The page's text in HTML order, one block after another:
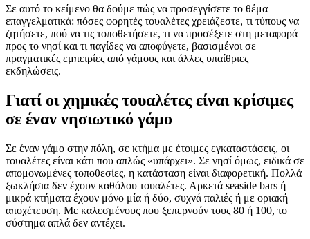
Σε αυτό το κείμενο θα δούμε πώς να προσεγγίσετε το θέμα
επαγγελματικά: πόσες φορητές τουαλέτες χρειάζεστε, τι τύπους να
ζητήσετε, πού να τις τοποθετήσετε, τι να προσέξετε στη μεταφορά
προς το νησί και τι παγίδες να αποφύγετε, βασισμένοι σε
πραγματικές εμπειρίες από γάμους και άλλες υπαίθριες
εκδηλώσεις.
Γιατί οι χημικές τουαλέτες είναι κρίσιμες
σε έναν νησιωτικό γάμο
Σε έναν γάμο στην πόλη, σε κτήμα με έτοιμες εγκαταστάσεις, οι
τουαλέτες είναι κάτι που απλώς «υπάρχει». Σε νησί όμως, ειδικά σε
απομονωμένες τοποθεσίες, η κατάσταση είναι διαφορετική. Πολλά
ξωκλήσια δεν έχουν καθόλου τουαλέτες. Αρκετά seaside bars ή
μικρά κτήματα έχουν μόνο μία ή δύο, συχνά παλιές ή με οριακή
αποχέτευση. Με καλεσμένους που ξεπερνούν τους 80 ή 100, το
σύστημα απλά δεν αντέχει.